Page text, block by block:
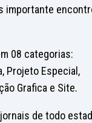
importante
08 categorias:
Projeto Especial,
Grafica e Site.
de todo